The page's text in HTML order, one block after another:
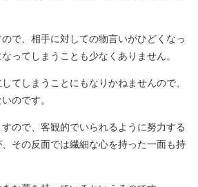
で、相手に対しての物言いがひどくなっ
ってしまうことも少なくありません。
てしまうことにもなりかねませんので、
のです。
ので、客観的でいられるように努力する
その反面では繊細な心を持った一面も持